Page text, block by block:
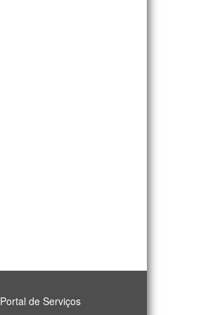
Portal de Serviços